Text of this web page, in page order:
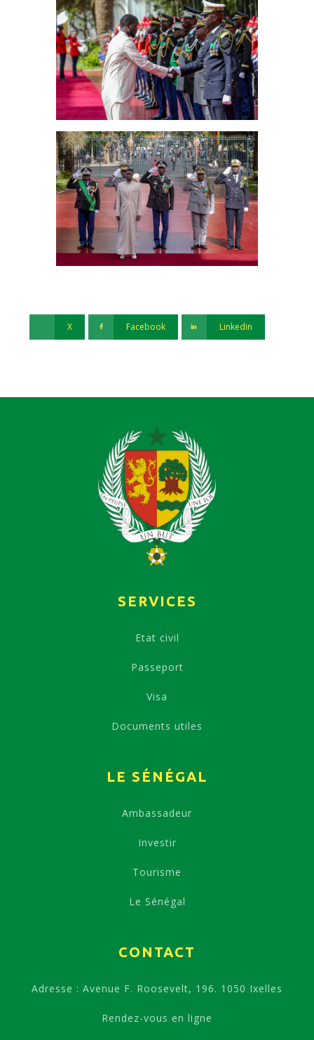
X Facebook Linkedin
SERVICES
Etat civil
Passeport
Visa
Documents utiles
LE SÉNÉGAL
Ambassadeur
Investir
Tourisme
Le Sénégal
CONTACT
Adresse : Avenue F. Roosevelt, 196. 1050 Ixelles
Rendez-vous en ligne